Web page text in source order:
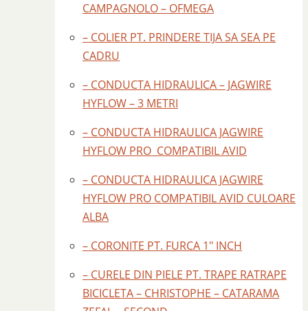
CAMPAGNOLO – OFMEGA
– COLIER PT. PRINDERE TIJA SA SEA PE
CADRU
– CONDUCTA HIDRAULICA – JAGWIRE
HYFLOW – 3 METRI
– CONDUCTA HIDRAULICA JAGWIRE
HYFLOW PRO COMPATIBIL AVID
– CONDUCTA HIDRAULICA JAGWIRE
HYFLOW PRO COMPATIBIL AVID CULOARE
ALBA
– CORONITE PT. FURCA 1" INCH
– CURELE DIN PIELE PT. TRAPE RATRAPE
BICICLETA – CHRISTOPHE – CATARAMA